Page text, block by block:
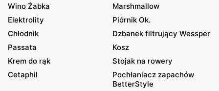
Wino Żabka
Marshmallow
Elektrolity
Piórnik Ok.
Chłodnik
Dzbanek filtrujący Wessper
Passata
Kosz
Krem do rąk
Stojak na rowery
Cetaphil
Pochłaniacz zapachów
BetterStyle